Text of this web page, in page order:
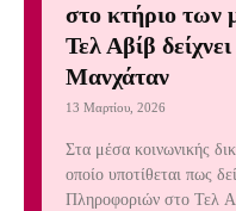
στο κτήριο των
Τελ Αβίβ
Μανχάταν
13 Μαρτίου, 2026
Στα μέσα κοινωνικής
οποίο υποτίθεται πως
Πληροφοριών στο Τελ